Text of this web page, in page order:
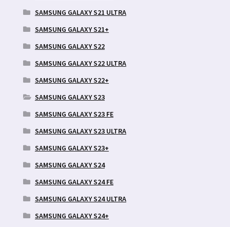
SAMSUNG GALAXY S21 ULTRA
SAMSUNG GALAXY S21+
SAMSUNG GALAXY S22
SAMSUNG GALAXY S22 ULTRA
SAMSUNG GALAXY S22+
SAMSUNG GALAXY S23
SAMSUNG GALAXY S23 FE
SAMSUNG GALAXY S23 ULTRA
SAMSUNG GALAXY S23+
SAMSUNG GALAXY S24
SAMSUNG GALAXY S24 FE
SAMSUNG GALAXY S24 ULTRA
SAMSUNG GALAXY S24+